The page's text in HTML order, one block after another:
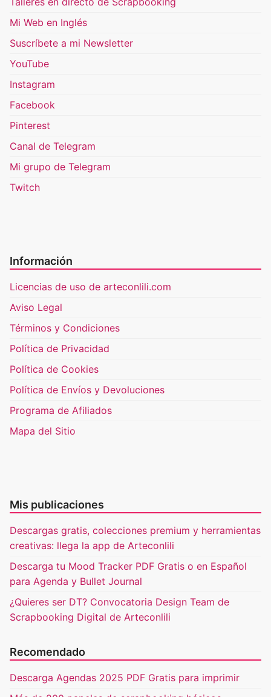
Mi Web en Inglés
Suscríbete a mi Newsletter
YouTube
Instagram
Facebook
Pinterest
Canal de Telegram
Mi grupo de Telegram
Twitch
Información
Licencias de uso de arteconlili.com
Aviso Legal
Términos y Condiciones
Política de Privacidad
Política de Cookies
Política de Envíos y Devoluciones
Programa de Afiliados
Mapa del Sitio
Mis publicaciones
Descargas gratis, colecciones premium y herramientas
creativas: llega la app de Arteconlili
Descarga tu Mood Tracker PDF Gratis o en Español
para Agenda y Bullet Journal
¿Quieres ser DT? Convocatoria Design Team de
Scrapbooking Digital de Arteconlili
Recomendado
Descarga Agendas 2025 PDF Gratis para imprimir